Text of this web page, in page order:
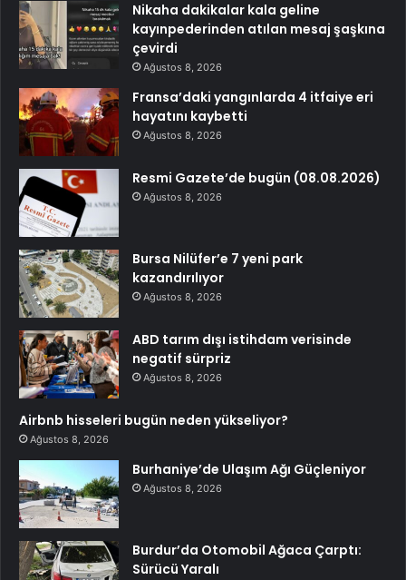
Nikaha dakikalar kala geline
kayınpederinden atılan mesaj şaşkına
çevirdi
Ağustos 8, 2026
Fransa’daki yangınlarda 4 itfaiye eri
hayatını kaybetti
Ağustos 8, 2026
Resmi Gazete’de bugün (08.08.2026)
Ağustos 8, 2026
Bursa Nilüfer’e 7 yeni park
kazandırılıyor
Ağustos 8, 2026
ABD tarım dışı istihdam verisinde
negatif sürpriz
Ağustos 8, 2026
Airbnb hisseleri bugün neden yükseliyor?
Ağustos 8, 2026
Burhaniye’de Ulaşım Ağı Güçleniyor
Ağustos 8, 2026
Burdur’da Otomobil Ağaca Çarptı:
Sürücü Yaralı